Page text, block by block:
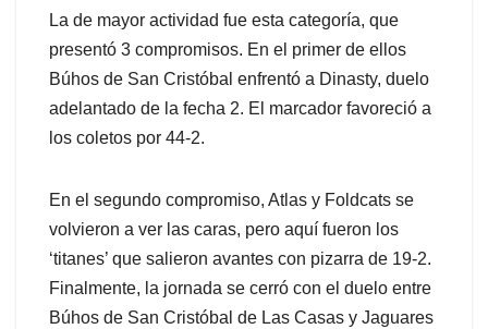
La de mayor actividad fue esta categoría, que
presentó 3 compromisos. En el primer de ellos
Búhos de San Cristóbal enfrentó a Dinasty, duelo
adelantado de la fecha 2. El marcador favoreció a
los coletos por 44-2.
En el segundo compromiso, Atlas y Foldcats se
volvieron a ver las caras, pero aquí fueron los
‘titanes’ que salieron avantes con pizarra de 19-2.
Finalmente, la jornada se cerró con el duelo entre
Búhos de San Cristóbal de Las Casas y Jaguares